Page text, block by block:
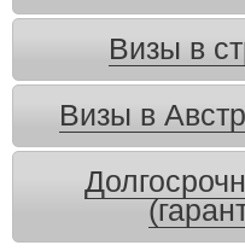
Визы в
Визы в